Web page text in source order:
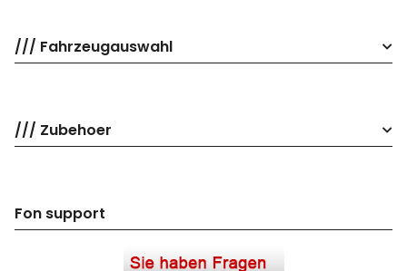
/// Fahrzeugauswahl
/// Zubehoer
Fon support